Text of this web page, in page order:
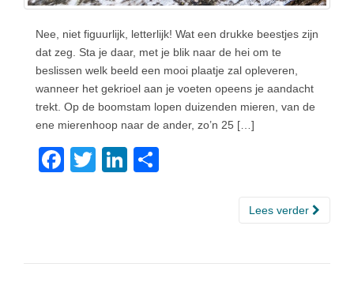
Nee, niet figuurlijk, letterlijk! Wat een drukke beestjes zijn
dat zeg. Sta je daar, met je blik naar de hei om te
beslissen welk beeld een mooi plaatje zal opleveren,
wanneer het gekrioel aan je voeten opeens je aandacht
trekt. Op de boomstam lopen duizenden mieren, van de
ene mierenhoop naar de ander, zo’n 25 […]
F
T
Li
Lees verder